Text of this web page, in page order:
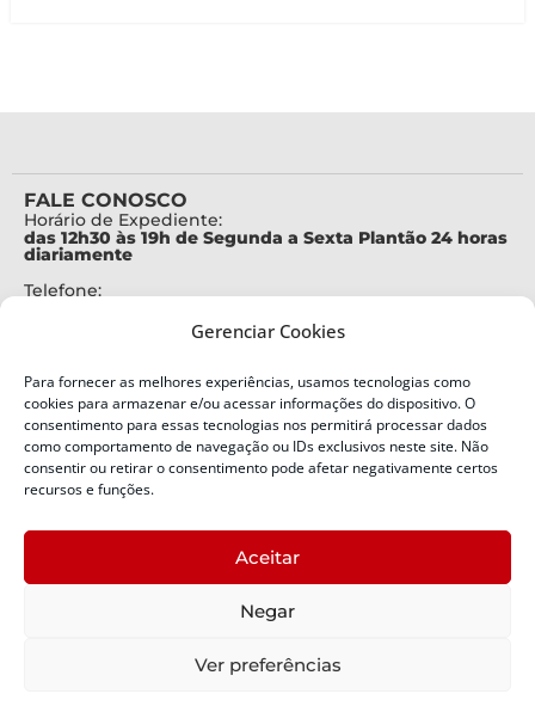
Gerenciar Cookies
Para fornecer as melhores experiências, usamos tecnologias como
cookies para armazenar e/ou acessar informações do dispositivo. O
consentimento para essas tecnologias nos permitirá processar dados
como comportamento de navegação ou IDs exclusivos neste site. Não
consentir ou retirar o consentimento pode afetar negativamente certos
recursos e funções.
Aceitar
Negar
Ver preferências
FALE CONOSCO
Horário de Expediente:
das 12h30 às 19h de Segunda a Sexta Plantão 24 horas
diariamente
Telefone:
Alertas Defesa Civil:
SMS 40199
ENDEREÇO
Defesa Civil do Estado de Santa Catarina
Bairro:
Capoeiras, Florianópolis, SC
Política de Privacidade